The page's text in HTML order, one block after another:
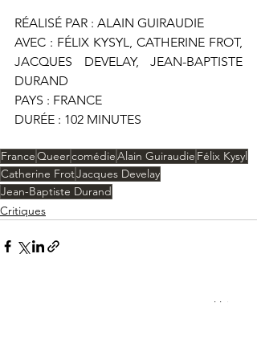
RÉALISÉ PAR : ALAIN GUIRAUDIE
AVEC : FÉLIX KYSYL, CATHERINE FROT,
JACQUES DEVELAY, JEAN-BAPTISTE
DURAND
PAYS : FRANCE
DURÉE : 102 MINUTES
FranceQueercomédieAlain Guiraudie Félix Kysyl
Catherine FrotJacques Develay
Jean-Baptiste Durand
Critiques
Voir tout